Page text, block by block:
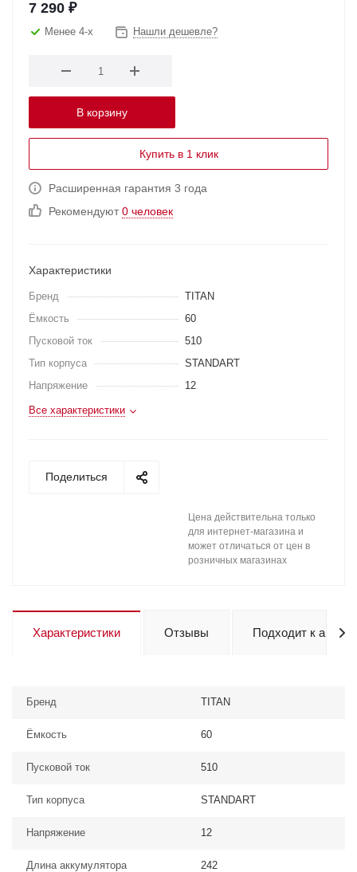
7 290 ₽
Менее 4-х Нашли дешевле?
В корзину
Купить в 1 клик
Расширенная гарантия 3 года
Рекомендуют0 человек
Характеристики
Бренд
TITAN
Ёмкость
60
Пусковой ток
510
Тип корпуса
STANDART
Напряжение
12
Все характеристики
Поделиться
Цена действительна только
для интернет-магазина и
может отличаться от цен в
розничных магазинах
Характеристики Отзывы Подходит к авто
Бренд TITAN
Ёмкость 60
Пусковой ток 510
Тип корпуса STANDART
Напряжение 12
Длина аккумулятора 242